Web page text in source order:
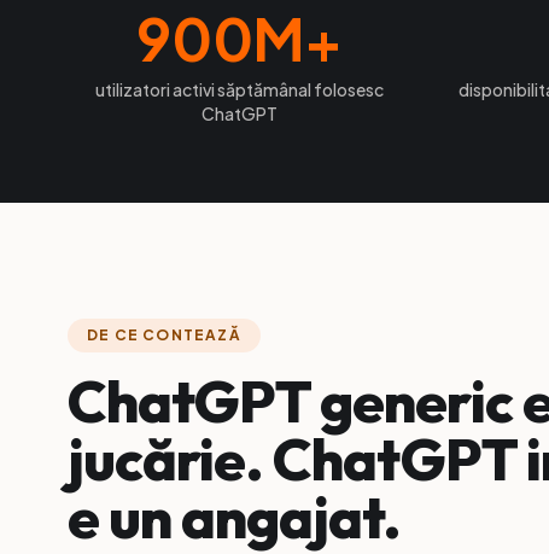
900M+
utilizatori activi săptămânal folosesc
ChatGPT
DE CE CONTEAZĂ
ChatGPT generic
jucărie. ChatGPT
e un angajat.